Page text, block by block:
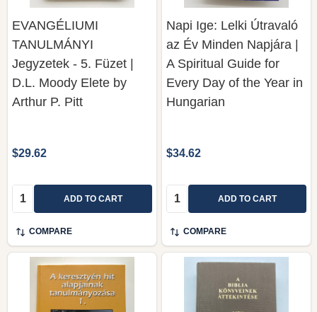
EVANGÉLIUMI
TANULMÁNYI
Jegyzetek - 5. Füzet |
D.L. Moody Elete by
Arthur P. Pitt
$29.62
Quantity: ADD TO CART
COMPARE
Napi Ige: Lelki Útravaló
az Év Minden Napjára |
A Spiritual Guide for
Every Day of the Year in
Hungarian
$34.62
Quantity: ADD TO CART
COMPARE